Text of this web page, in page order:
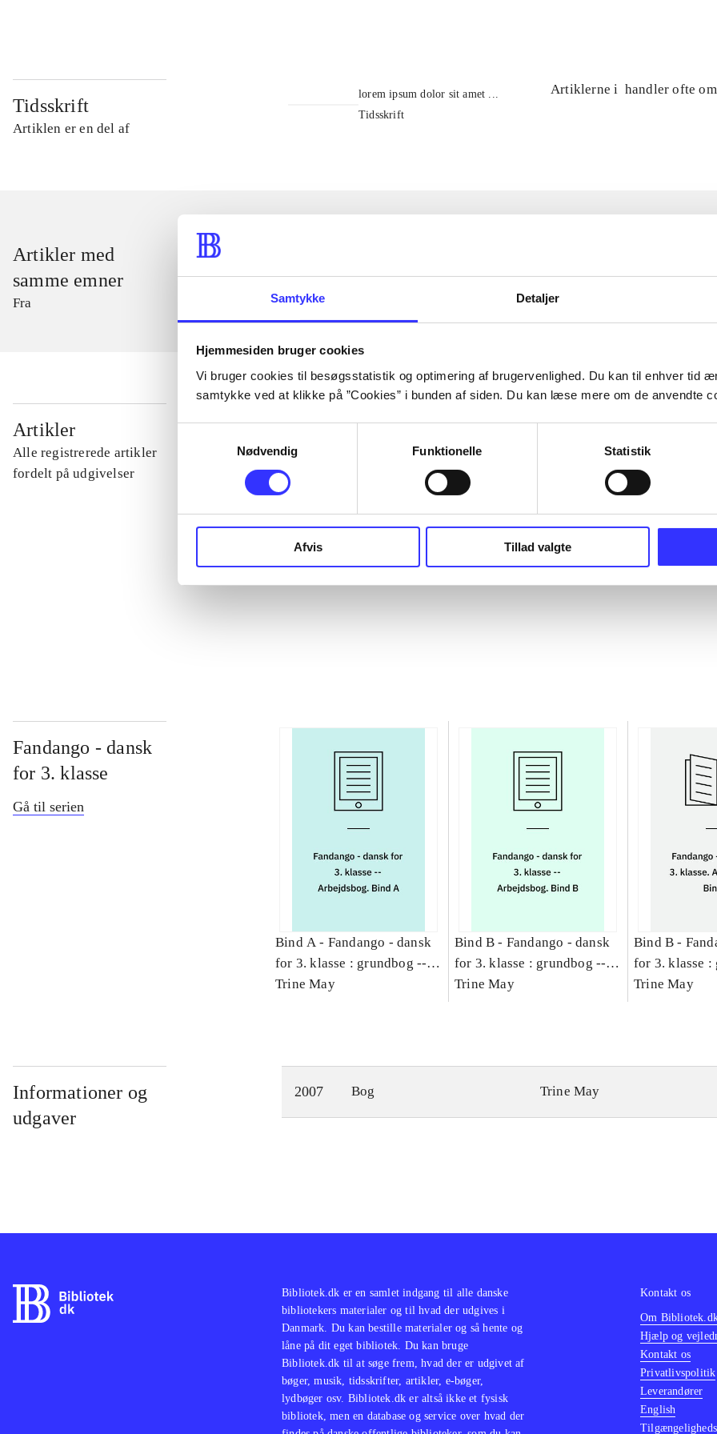
Samtykke Detaljer
Hjemmesiden bruger cookies
Vi bruger cookies til besøgsstatistik og optimering af brugervenlighed. Du kan til enhver tid
samtykke ved at klikke på ”Cookies” i bunden af siden. Du kan læse mere om de anvendte
Nødvendig
Funktionelle Statistik
Afvis Tillad valgte
Tidsskrift
Artiklen er en del af
lorem ipsum dolor sit amet ...
Tidsskrift
Artiklerne i handler ofte om
Artikler med
samme emner
Fra
Artikler
Alle registrerede artikler
fordelt på udgivelser
...
Fandango - dansk
for 3. klasse
Gå til serien
Bind A - Fandango - dansk
for 3. klasse : grundbog --
Arbejdsbog. Bind A
Trine May
Bind B - Fandango - dansk
for 3. klasse : grundbog --
Arbejdsbog. Bind B
Trine May
Bind B -
for 3. klasse :
Arbejdsbog.
Trine May
Informationer og
udgaver
2007 Bog Trine May
Bibliotek.dk er en samlet indgang til alle danske
bibliotekers materialer og til hvad der udgives i
Danmark. Du kan bestille materialer og så hente og
låne på dit eget bibliotek. Du kan bruge
Bibliotek.dk til at søge frem, hvad der er udgivet af
bøger, musik, tidsskrifter, artikler, e-bøger,
lydbøger osv. Bibliotek.dk er altså ikke et fysisk
bibliotek, men en database og service over hvad der
Kontakt os
Om
Hjælp og
Kontakt os
Privatlivspolitik
Leverandører
English